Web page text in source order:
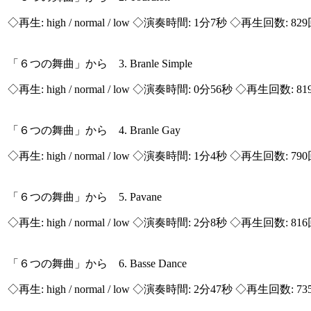
◇再生: high / normal / low ◇演奏時間: 1分7秒 ◇再生回数: 829
「６つの舞曲」から 3. Branle Simple
◇再生: high / normal / low ◇演奏時間: 0分56秒 ◇再生回数:
「６つの舞曲」から 4. Branle Gay
◇再生: high / normal / low ◇演奏時間: 1分4秒 ◇再生回数: 790
「６つの舞曲」から 5. Pavane
◇再生: high / normal / low ◇演奏時間: 2分8秒 ◇再生回数: 816
「６つの舞曲」から 6. Basse Dance
◇再生: high / normal / low ◇演奏時間: 2分47秒 ◇再生回数: